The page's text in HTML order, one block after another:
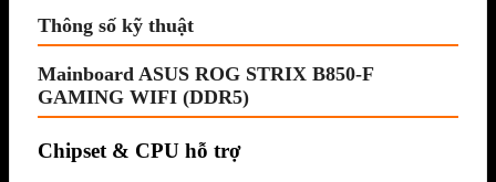
Thông số kỹ thuật
Mainboard ASUS ROG STRIX B850-F
GAMING WIFI (DDR5)
Chipset & CPU hỗ trợ